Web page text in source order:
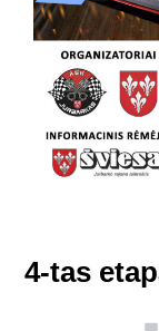
4-tas